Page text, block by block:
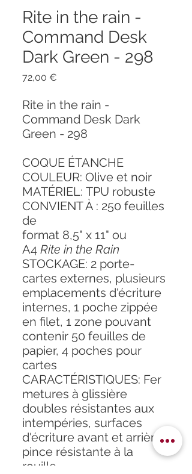
Rite in the rain -
Command Desk
Dark Green - 298
72,00 €
Rite in the rain -
Command Desk Dark
Green - 298
COQUE ÉTANCHE
COULEUR: Olive et noir
MATÉRIEL: TPU robuste
CONVIENT À : 250 feuilles
de
format 8,5" x 11" ou
A4 Rite in the Rain
STOCKAGE: 2 porte-
cartes externes, plusieurs
emplacements d'écriture
internes, 1 poche zippée
en filet, 1 zone pouvant
contenir 50 feuilles de
papier, 4 poches pour
cartes
CARACTÉRISTIQUES: Fer
metures à glissière
doubles résistantes aux
intempéries, surfaces
d'écriture avant et arrière,
pince résistante à la
rouille